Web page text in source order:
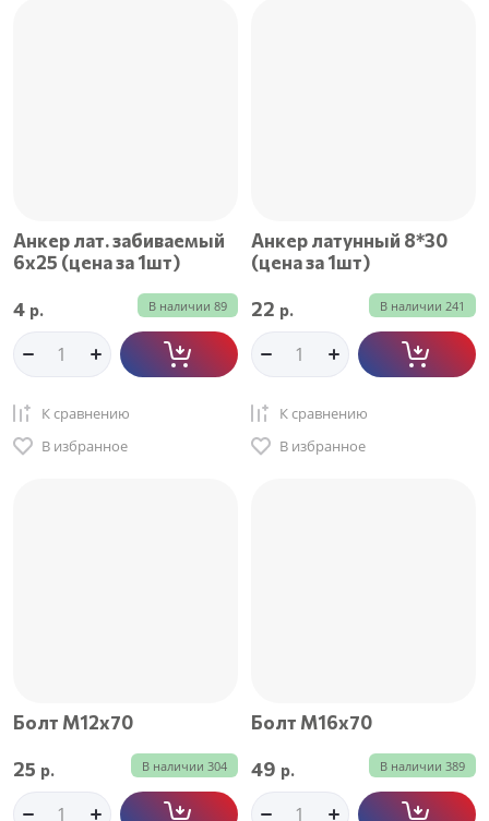
Анкер лат. забиваемый
6х25 (цена за 1шт)
В наличии 89
4 р.
К сравнению
В избранное
Анкер латунный 8*30
(цена за 1шт)
В наличии 241
22 р.
К сравнению
В избранное
Болт М12х70
В наличии 304
25 р.
Болт М16х70
В наличии 389
49 р.